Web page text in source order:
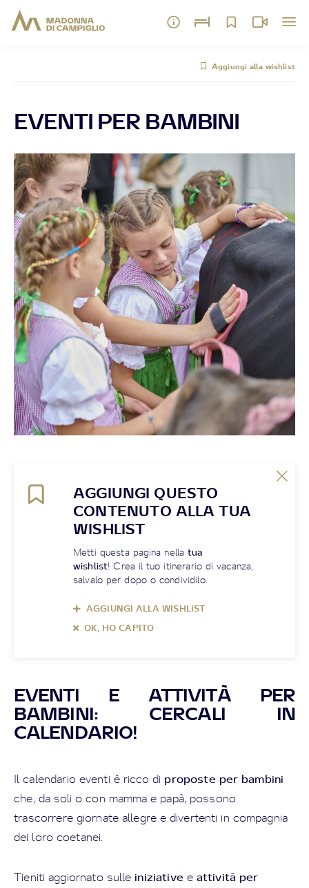
Aggiungi alla wishlist
EVENTI PER BAMBINI
AGGIUNGI QUESTO
CONTENUTO ALLA TUA
WISHLIST
Metti questa pagina nellatua
wishlist! Crea il tuo itinerario di vacanza,
salvalo per dopo o condividilo.
AGGIUNGI ALLA WISHLIST
OK, HO CAPITO
EVENTI E ATTIVITÀ PER
BAMBINI: CERCALI IN
CALENDARIO!
Il calendario eventi è ricco di proposte per bambini
che, da soli o con mamma e papà, possono
trascorrere giornate allegre e divertenti in compagnia
dei loro coetanei.
Tieniti aggiornato sulle iniziative e attività per